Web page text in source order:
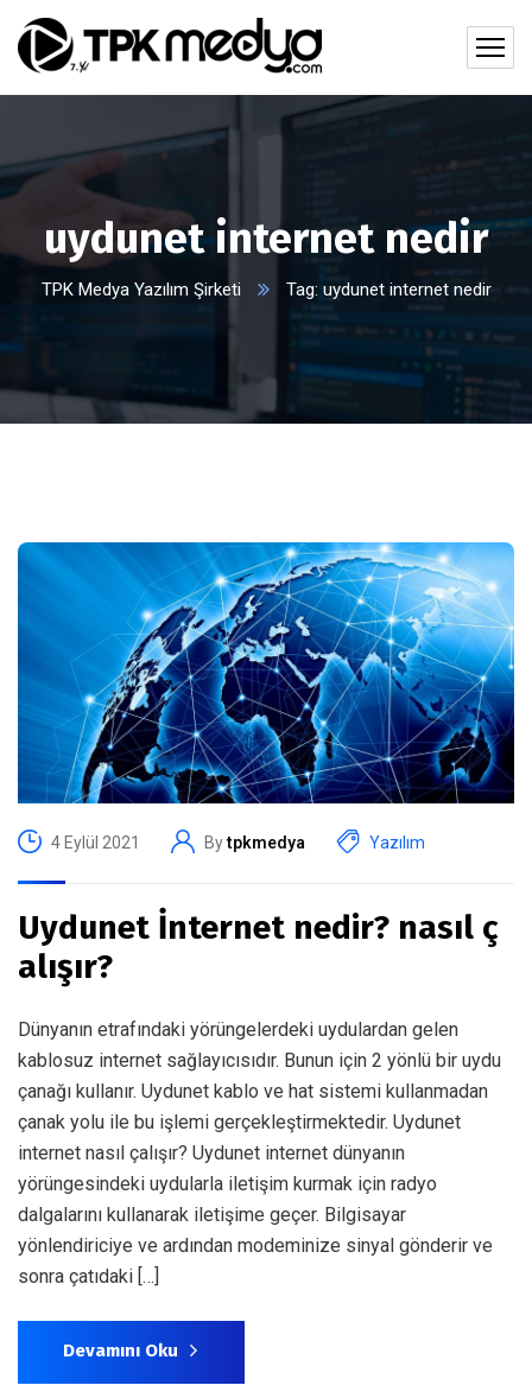
uydunet internet nedir
TPK Medya Yazılım Şirketi Tag: uydunet internet nedir
4 Eylül 2021 Bytpkmedya Yazılım
Uydunet İnternet nedir? nasıl ç
alışır?
Dünyanın etrafındaki yörüngelerdeki uydulardan gelen
kablosuz internet sağlayıcısıdır. Bunun için 2 yönlü bir uydu
çanağı kullanır. Uydunet kablo ve hat sistemi kullanmadan
çanak yolu ile bu işlemi gerçekleştirmektedir. Uydunet
internet nasıl çalışır? Uydunet internet dünyanın
yörüngesindeki uydularla iletişim kurmak için radyo
dalgalarını kullanarak iletişime geçer. Bilgisayar
yönlendiriciye ve ardından modeminize sinyal gönderir ve
sonra çatıdaki […]
Devamını Oku